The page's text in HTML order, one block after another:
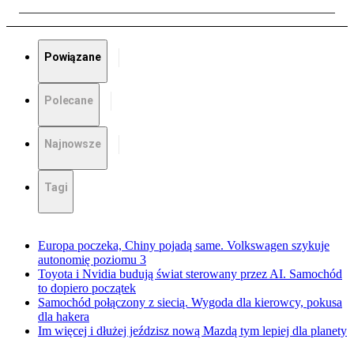
Powiązane
Polecane
Najnowsze
Tagi
Europa poczeka, Chiny pojadą same. Volkswagen szykuje
autonomię poziomu 3
Toyota i Nvidia budują świat sterowany przez AI. Samochód
to dopiero początek
Samochód połączony z siecią. Wygoda dla kierowcy, pokusa
dla hakera
Im więcej i dłużej jeździsz nową Mazdą tym lepiej dla planety